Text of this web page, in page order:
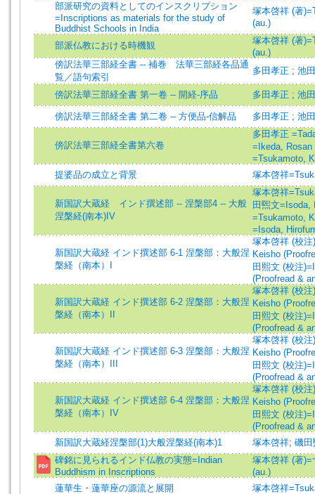
部派研究の資料としてのインスクリプション
=Inscriptions as materials for the study of
Buddhist Schools in India
塚本啓祥 (著
(au.)
部派仏教における時機観
塚本啓祥 (著
(au.)
傍訳法華三部経全書 -- 補巻 法華三部経各品通
覧／語句索引
多田孝正 ; 池
傍訳法華三部経全書 第一卷 -- 開経-序品 多田孝正 ; 池
傍訳法華三部経全書 第二卷 -- 方便品-信解品 多田孝正 ; 池
傍訳法華三部経全書第六卷
多田孝正
=Ikeda, Rosan
=Tsukamoto,
提婆品の成立と背景
塚本啓祥
新国訳大蔵経 インド撰述部 -- 涅槃部4 -- 大般
涅槃経(南本)IV
塚本啓祥
田煕文=Isoda,
=Tsukamoto,
=Isoda,
新国訳大蔵経 インド撰述部 6-1 涅槃部：大般涅
槃経（南本）I
塚本啓祥 (校
Keisho
田熙文 (校注
(Proofread &
新国訳大蔵経 インド撰述部 6-2 涅槃部：大般涅
槃経（南本）II
塚本啓祥 (校
Keisho
田熙文 (校注
(Proofread &
新国訳大蔵経 インド撰述部 6-3 涅槃部：大般涅
槃経（南本）III
塚本啓祥 (校
Keisho
田熙文 (校注
(Proofread &
新国訳大蔵経 インド撰述部 6-4 涅槃部：大般涅
槃経（南本）IV
塚本啓祥 (校
Keisho
田熙文 (校注
(Proofread &
新国訳大蔵経涅槃部(1)大般涅槃経(南本)1
塚本啓祥; 磯田
碑銘に見られるインド仏教の実態=Indian
Buddhism in Inscriptions
塚本啓祥 (著
(au.)
蓮華生・蓮華座の源流と展開
塚本啓祥